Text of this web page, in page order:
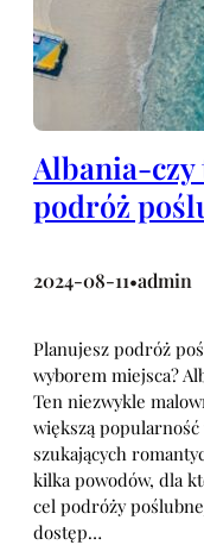
Albania-
podróż
2024-08-11•admin
Planujesz podróż
wyborem miejsca?
Ten niezwykle
większą
szukających
kilka powodów, dla
cel podróży
dostęp…